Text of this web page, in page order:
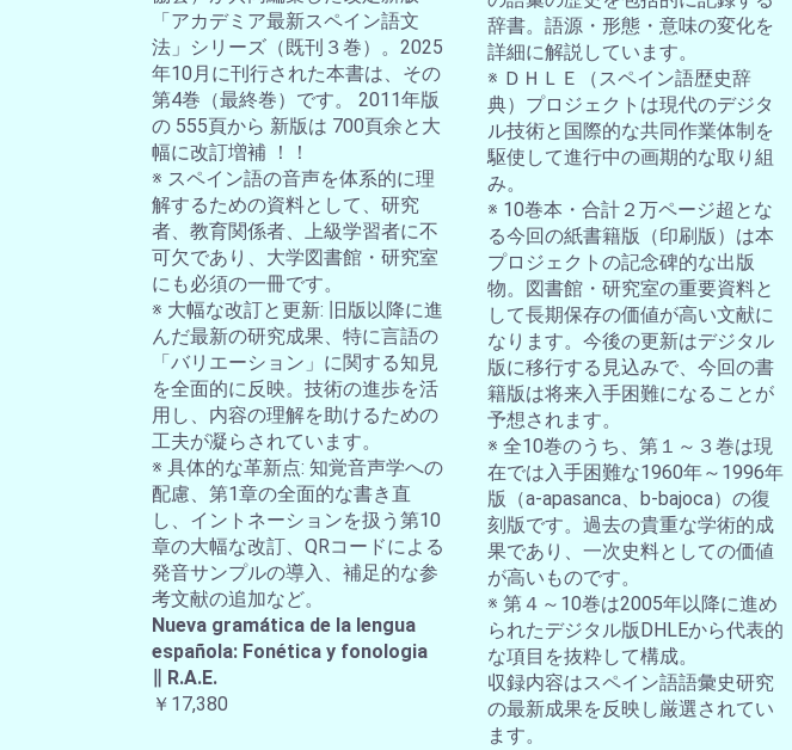
「アカデミア最新スペイン語文
法」シリーズ（既刊３巻）。2025
年10月に刊行された本書は、その
第4巻（最終巻）です。 2011年版
の 555頁から 新版は 700頁余と大
幅に改訂増補 ！！
※ スペイン語の音声を体系的に理
解するための資料として、研究
者、教育関係者、上級学習者に不
可欠であり、大学図書館・研究室
にも必須の一冊です。
※ 大幅な改訂と更新: 旧版以降に進
んだ最新の研究成果、特に言語の
「バリエーション」に関する知見
を全面的に反映。技術の進歩を活
用し、内容の理解を助けるための
工夫が凝らされています。
※ 具体的な革新点: 知覚音声学への
配慮、第1章の全面的な書き直
し、イントネーションを扱う第10
章の大幅な改訂、QRコードによる
発音サンプルの導入、補足的な参
考文献の追加など。
Nueva gramática de la lengua
española: Fonética y fonologia
∥ R.A.E.
￥17,380
辞書。語源・形態・意味の変化を
詳細に解説しています。
※ ＤＨＬＥ（スペイン語歴史辞
典）プロジェクトは現代のデジタ
ル技術と国際的な共同作業体制を
駆使して進行中の画期的な取り組
み。
※ 10巻本・合計２万ページ超とな
る今回の紙書籍版（印刷版）は本
プロジェクトの記念碑的な出版
物。図書館・研究室の重要資料と
して長期保存の価値が高い文献に
なります。今後の更新はデジタル
版に移行する見込みで、今回の書
籍版は将来入手困難になることが
予想されます。
※ 全10巻のうち、第１～３巻は現
在では入手困難な1960年～1996年
版（a-apasanca、b-bajoca）の復
刻版です。過去の貴重な学術的成
果であり、一次史料としての価値
が高いものです。
※ 第４～10巻は2005年以降に進め
られたデジタル版DHLEから代表的
な項目を抜粋して構成。
収録内容はスペイン語語彙史研究
の最新成果を反映し厳選されてい
ます。